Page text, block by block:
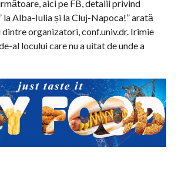
aici pe FB, detalii privind
la Alba-Iulia și la Cluj-Napoca!” arată
organizatori, conf.univ.dr. Irimie
al locului care nu a uitat de unde a